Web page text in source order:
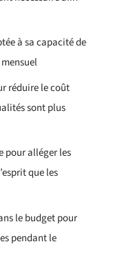
à sa capacité de
réduire le coût
sont plus
pour alléger les
que les
le budget pour
pendant le